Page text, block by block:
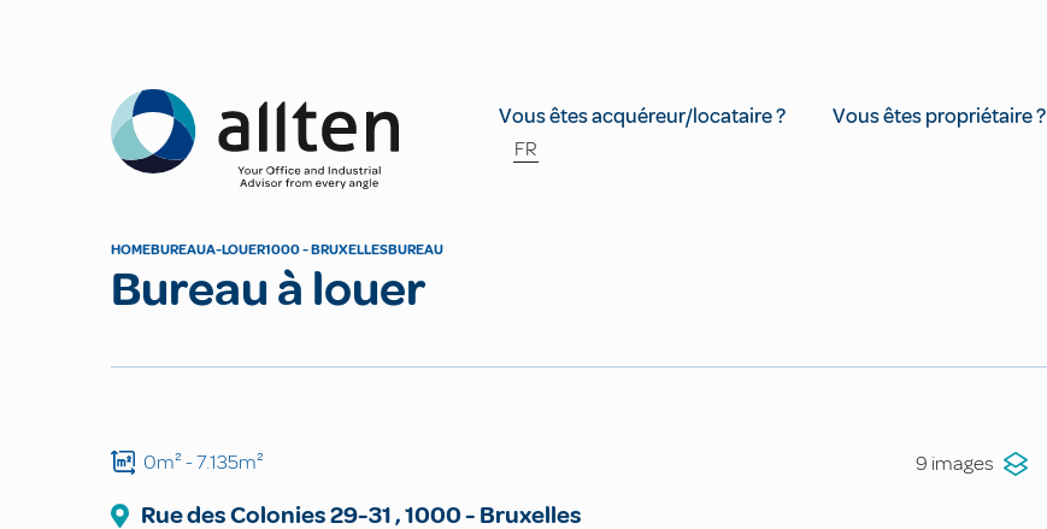
Allten
Vous êtes acquéreur/locataire ? Vous êtes propriétaire ?
FR
HOMEBUREAUA-LOUER1000 - BRUXELLESBUREAU
Bureau à louer
0m²- 7.135m² 9 images
Rue des Colonies29-31,1000- Bruxelles